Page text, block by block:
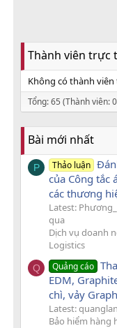
Thành viên trực
Không có thành
Tổng: 65 (Thành viên:
Bài mới nhất
P Thảo luận
của Công tắc
các thương
Latest:
qua
Dịch vụ doanh
Logistics
Q Quảng cáo
EDM,
chì, vảy
Latest: quanglan
Bảo hiểm hàng